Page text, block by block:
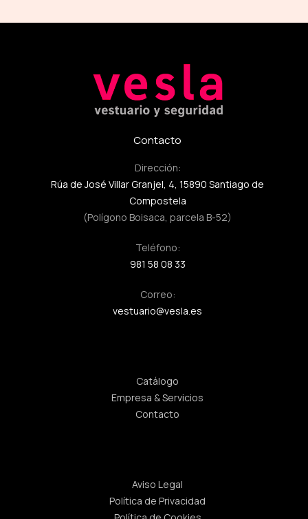
Contacto
Dirección:
Rúa de José Villar Granjel, 4, 15890 Santiago de
Compostela
(Polígono Boisaca, parcela B-52)
Teléfono:
981 58 08 33
Correo:
vestuario@vesla.es
Catálogo
Empresa & Servicios
Contacto
Aviso Legal
Política de Privacidad